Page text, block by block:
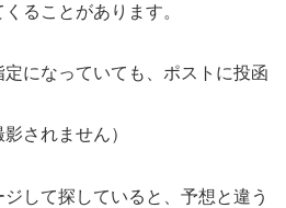
ることがあります。
定になっていても、ポストに投函
されません）
して探していると、予想と違う